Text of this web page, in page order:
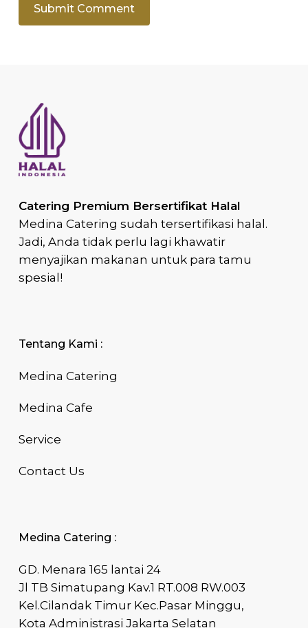
Catering Premium Bersertifikat Halal
Medina Catering sudah tersertifikasi halal.
Jadi, Anda tidak perlu lagi khawatir
menyajikan makanan untuk para tamu
spesial!
Tentang Kami :
Medina Catering
Medina Cafe
Service
Contact Us
Medina Catering :
GD. Menara 165 lantai 24
Jl TB Simatupang Kav.1 RT.008 RW.003
Kel.Cilandak Timur Kec.Pasar Minggu,
Kota Administrasi Jakarta Selatan